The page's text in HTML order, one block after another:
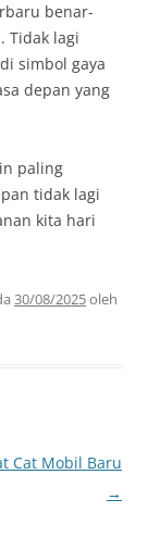
benar-
Tidak lagi
simbol gaya
depan yang
paling
tidak lagi
kita hari
30/08/2025oleh
Cat Mobil Baru
→